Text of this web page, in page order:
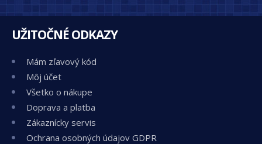
UŽITOČNÉ ODKAZY
Mám zľavový kód
Môj účet
Všetko o nákupe
Doprava a platba
Zákaznícky servis
Ochrana osobných údajov GDPR